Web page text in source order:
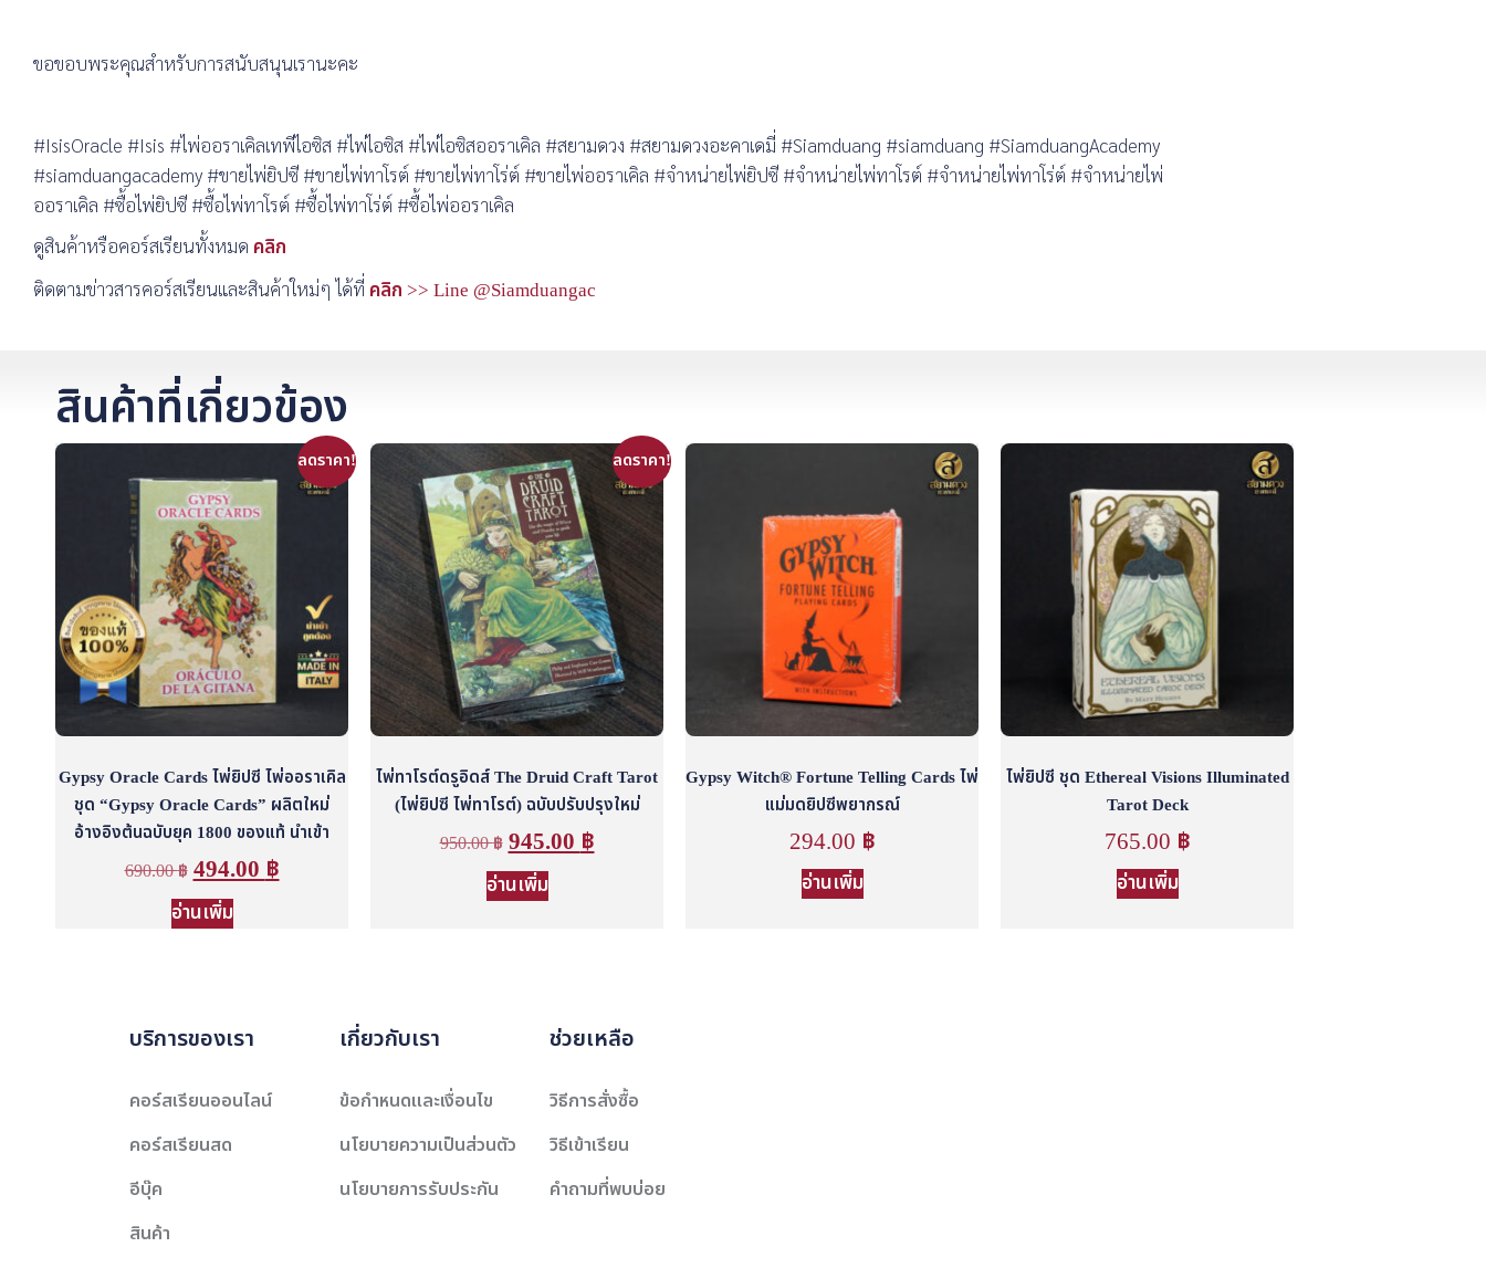
ขอขอบพระคุณสำหรับการสนับสนุนเรานะคะ
#IsisOracle #Isis #ไพ่ออราเคิลเทพีไอซิส #ไพ่ไอซิส #ไพ่ไอซิสออราเคิล #สยามดวง #สยามดวงอะคาเดมี่ #Siamduang #siamduang #SiamduangAcademy
#siamduangacademy #ขายไพ่ยิปซี #ขายไพ่ทาโรต์ #ขายไพ่ทาโร่ต์ #ขายไพ่ออราเคิล #จำหน่ายไพ่ยิปซี #จำหน่ายไพ่ทาโรต์ #จำหน่ายไพ่ทาโร่ต์ #จำหน่ายไพ่
ออราเคิล #ซื้อไพ่ยิปซี #ซื้อไพ่ทาโรต์ #ซื้อไพ่ทาโร่ต์ #ซื้อไพ่ออราเคิล
ดูสินค้าหรือคอร์สเรียนทั้งหมด คลิก
ติดตามข่าวสารคอร์สเรียนและสินค้าใหม่ๆ ได้ที่ คลิก >> Line @Siamduangac
สินค้าที่เกี่ยวข้อง
ลดราคา!
Gypsy Oracle Cards ไพ่ยิปซี ไพ่ออราเคิล
ชุด “Gypsy Oracle Cards” ผลิตใหม่
อ้างอิงต้นฉบับยุค 1800 ของแท้ นำเข้า
690.00฿ 494.00 ฿
อ่านเพิ่ม
ลดราคา!
ไพ่ทาโรต์ดรูอิดส์ The Druid Craft Tarot
(ไพ่ยิปซี ไพ่ทาโรต์) ฉบับปรับปรุงใหม่
950.00฿ 945.00 ฿
อ่านเพิ่ม
Gypsy Witch® Fortune Telling Cards ไพ่
แม่มดยิปซีพยากรณ์
294.00 ฿
อ่านเพิ่ม
ไพ่ยิปซี ชุด Ethereal Visions Illuminated
Tarot Deck
765.00 ฿
อ่านเพิ่ม
บริการของเรา
คอร์สเรียนออนไลน์
คอร์สเรียนสด
อีบุ๊ค
สินค้า
เกี่ยวกับเรา
ข้อกำหนดและเงื่อนไข
นโยบายความเป็นส่วนตัว
นโยบายการรับประกัน
ช่วยเหลือ
วิธีการสั่งซื้อ
วิธีเข้าเรียน
คำถามที่พบบ่อย